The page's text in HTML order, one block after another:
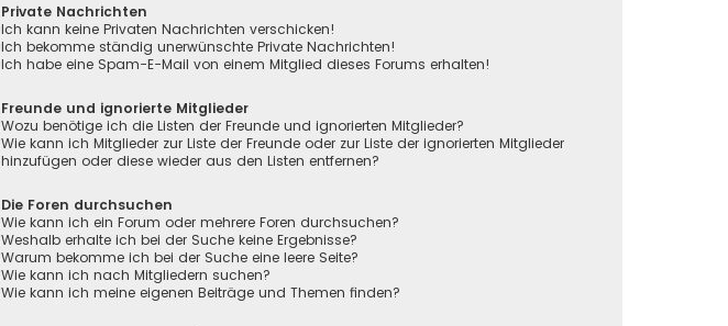
Private Nachrichten
Ich kann keine Privaten Nachrichten verschicken!
Ich bekomme ständig unerwünschte Private Nachrichten!
Ich habe eine Spam-E-Mail von einem Mitglied dieses Forums erhalten!
Freunde und ignorierte Mitglieder
Wozu benötige ich die Listen der Freunde und ignorierten Mitglieder?
Wie kann ich Mitglieder zur Liste der Freunde oder zur Liste der ignorierten Mitglieder
hinzufügen oder diese wieder aus den Listen entfernen?
Die Foren durchsuchen
Wie kann ich ein Forum oder mehrere Foren durchsuchen?
Weshalb erhalte ich bei der Suche keine Ergebnisse?
Warum bekomme ich bei der Suche eine leere Seite?
Wie kann ich nach Mitgliedern suchen?
Wie kann ich meine eigenen Beiträge und Themen finden?